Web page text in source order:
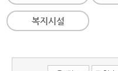
복지시설